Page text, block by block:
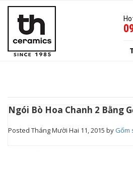
Ngói Bò Hoa Chanh 2 Bằng
Posted Tháng Mười Hai 11, 2015 byGốm